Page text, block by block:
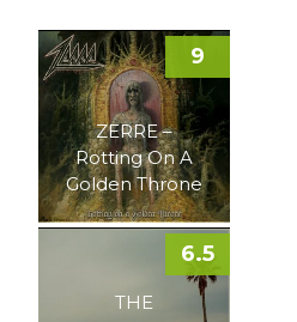
ZERRE –
Rotting On A
Golden Throne
9
THE
6.5